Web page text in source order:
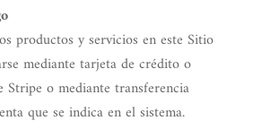
productos y servicios en este Sitio
mediante tarjeta de crédito o
Stripe o mediante transferencia
que se indica en el sistema.